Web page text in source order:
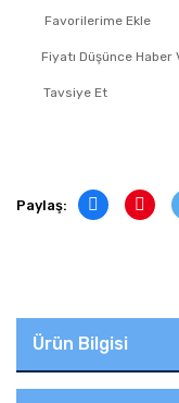
Fiyatı Düşünce Haber
Tavsiye Et
Paylaş:
Ürün Bilgisi